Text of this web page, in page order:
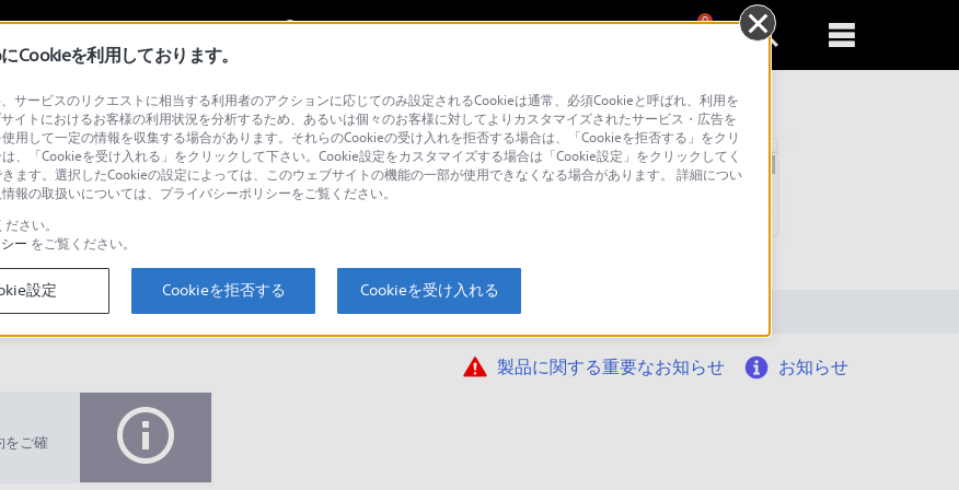
0
ンス&アップグレード（プロフェッショナル）
Q&A
製品に関する重要なお知らせ お知らせ
をご確
Cookieを利用しております。
サービスのリクエストに相当する利用者のアクションに応じてのみ設定されるCookieは通常、必須Cookieと呼ばれ、利用を
イトにおけるお客様の利用状況を分析するため、あるいは個々のお客様に対してよりカスタマイズされたサービス・広告を
用して一定の情報を収集する場合があります。それらのCookieの受け入れを拒否する場合は、「Cookieを拒否する」をクリ
、「Cookieを受け入れる」をクリックして下さい。Cookie設定をカスタマイズする場合は「Cookie設定」をクリックしてく
ます。選択したCookieの設定によっては、このウェブサイトの機能の一部が使用できなくなる場合があります。 詳細につい
報の取扱いについては、プライバシーポリシーをご覧ください。
さい。
ー をご覧ください。
設定 Cookieを拒否する Cookieを受け入れる